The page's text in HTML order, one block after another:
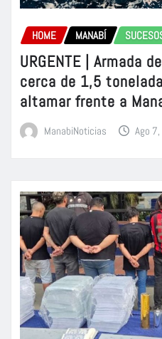
HOME MANABÍ
URGENTE | Armada
cerca de 1,5
altamar frente a
ManabiNoticias Ago